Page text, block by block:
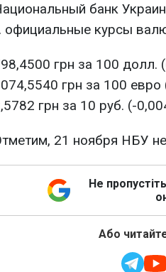
банк
официальные курсы
грн за 100 долл.
грн за 100 евро
грн за 10 руб. (-
21 ноября НБУ
Не
Або